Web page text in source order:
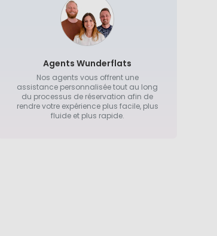
Agents Wunderflats
Nos agents vous offrent une
assistance personnalisée tout au long
du processus de réservation afin de
rendre votre expérience plus facile, plus
fluide et plus rapide.